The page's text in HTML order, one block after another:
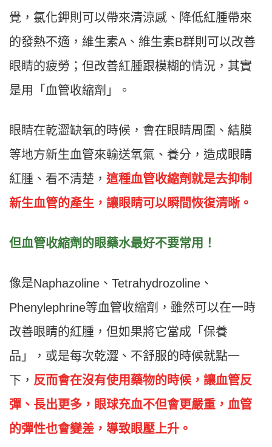
覺，氯化鉀則可以帶來清涼感、降低紅腫帶來
的發熱不適，維生素A、維生素B群則可以改善
眼睛的疲勞；但改善紅腫跟模糊的情況，其實
是用「血管收縮劑」。
眼睛在乾澀缺氧的時候，會在眼睛周圍、結膜
等地方新生血管來輸送氧氣、養分，造成眼睛
紅腫、看不清楚， 這種血管收縮劑就是去抑制
新生血管的產生，讓眼睛可以瞬間恢復清晰。
但血管收縮劑的眼藥水最好不要常用！
像是Naphazoline、Tetrahydrozoline、
Phenylephrine等血管收縮劑，雖然可以在一時
改善眼睛的紅腫，但如果將它當成「保養
品」，或是每次乾澀、不舒服的時候就點一
下， 反而會在沒有使用藥物的時候，讓血管反
彈、長出更多，眼球充血不但會更嚴重，血管
的彈性也會變差，導致眼壓上升。